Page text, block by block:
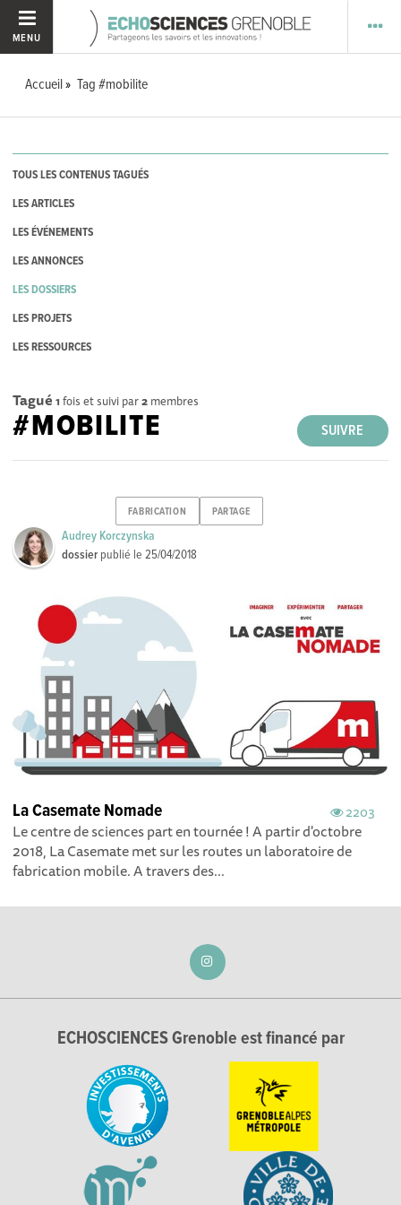
MENU
Accueil Tag #mobilite
TOUS LES CONTENUS TAGUÉS
LES ARTICLES
LES ÉVÉNEMENTS
LES ANNONCES
LES DOSSIERS
LES PROJETS
LES RESSOURCES
Tagué 1 fois et suivi par2 membres
SUIVRE
#MOBILITE
FABRICATION PARTAGE
Audrey Korczynska
dossier publié le25/04/2018
2203
La Casemate Nomade
Le centre de sciences part en tournée ! A partir d'octobre
2018, La Casemate met sur les routes un laboratoire de
fabrication mobile. A travers des...
ECHOSCIENCES Grenoble est financé par